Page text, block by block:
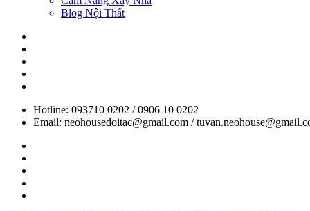
Blog Nội Thất
Hotline: 093710 0202 / 0906 10 0202
Email: neohousedoitac@gmail.com /